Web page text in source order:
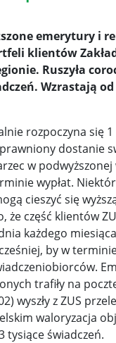
emerytury i
klientów
Ruszyła
Wzrastają
rozpoczyna się 1
dostanie
w
wypłat.
cieszyć się
że część klientów
każdego
by w
trafiły na
wyszły z ZUS
waloryzacja
tysiące świadczeń.